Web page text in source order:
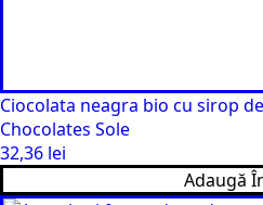
Ciocolata neagra bio cu sirop
Chocolates Sole
32,36 lei
Adaugă